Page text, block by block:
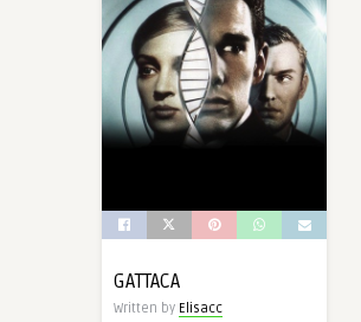
GATTACA
Written by Elisacc